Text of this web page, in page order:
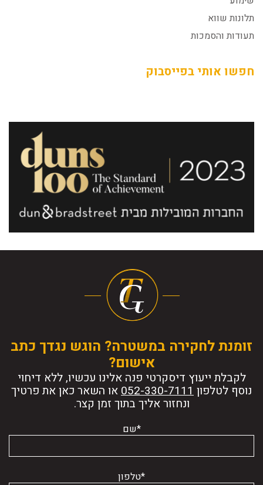
תלונות שווא
תעודות והסמכות
חפשו אותי בפייסבוק
זומנת לחקירה במשטרה? הוגש נגדך כתב
אישום?
לקבלת ייעוץ דיסקרטי פנה אלינו עכשיו, ללא דיחוי
נוסף לטלפון או השאר כאן את פרטיך
ונחזור אליך בתוך זמן קצר.
*שם
*טלפון